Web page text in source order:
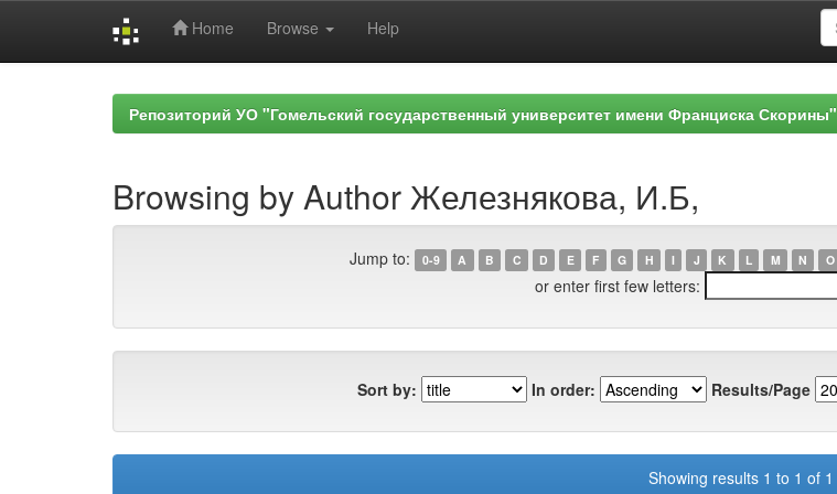
Home Browse Help
Репозиторий УО "Гомельский государственный университет имени Франциска Скорины"
Browsing by Author Железнякова, И.Б,
Jump to: 0-9 A B C D E F G H I J K L M N O
or enter first few letters:
Sort by: In order: Results/Page
Showing results 1 to 1 of 1